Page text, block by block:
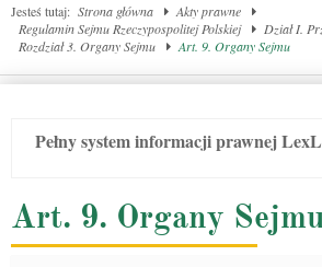
Jesteś tutaj: Strona główna
Akty prawne
Regulamin Sejmu Rzeczypospolitej Polskiej
Dział I.
Rozdział 3. Organy Sejmu
Art. 9. Organy Sejmu
Pełny system informacji prawnej
Art. 9. Organy